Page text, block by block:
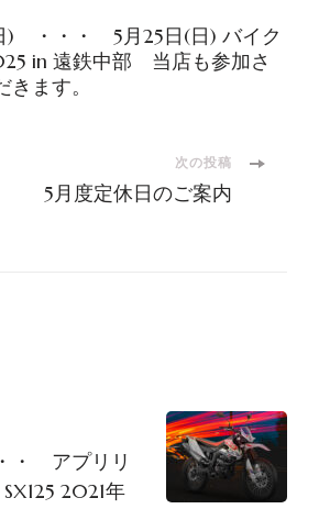
) ・・・ 5月25日(日) バイク
in 遠鉄中部 当店も参加さ
ます。
次の投稿
5月度定休日のご案内
・ アプリリ
2021年